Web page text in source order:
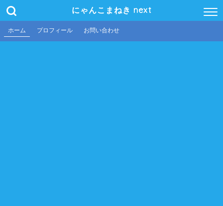
にゃんこまねき next
ホーム プロフィール お問い合わせ